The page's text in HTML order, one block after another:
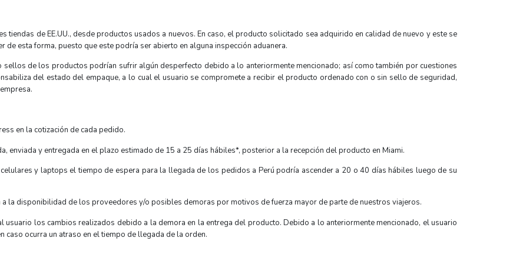
tiendas de EE.UU., desde productos usados a nuevos. En caso, el producto solicitado sea adquirido en calidad de nuevo y este se
de esta forma, puesto que este podría ser abierto en alguna inspección aduanera.
de los productos podrían sufrir algún desperfecto debido a lo anteriormente mencionado; así como también por cuestiones
del estado del empaque, a lo cual el usuario se compromete a recibir el producto ordenado con o sin sello de seguridad,
en la cotización de cada pedido.
enviada y entregada en el plazo estimado de 15 a 25 días hábiles*, posterior a la recepción del producto en Miami.
y laptops el tiempo de espera para la llegada de los pedidos a Perú podría ascender a 20 o 40 días hábiles luego de su
a la disponibilidad de los proveedores y/o posibles demoras por motivos de fuerza mayor de parte de nuestros viajeros.
usuario los cambios realizados debido a la demora en la entrega del producto. Debido a lo anteriormente mencionado, el usuario
caso ocurra un atraso en el tiempo de llegada de la orden.